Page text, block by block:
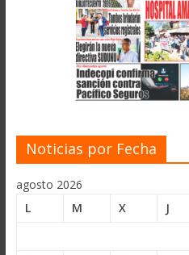
Noticias por Fecha
agosto 2026
L
M X J